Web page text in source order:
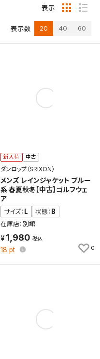
表示
表示数 20 40 60
新入荷 中古
ダンロップ（SRIXON）
メンズ レインジャケット ブルー
系 春夏秋冬【中古】ゴルフウェ
ア
サイズ： L 状態： B
在庫店：別館
1,980
18 pt 0